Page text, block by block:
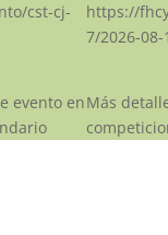
cst-cj-
evento en
https://
7/2026-08-
Más